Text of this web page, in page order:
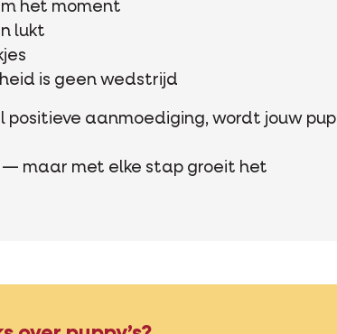
het moment
lukt
is geen wedstrijd
positieve aanmoediging, wordt jouw pup
— maar met elke stap groeit het